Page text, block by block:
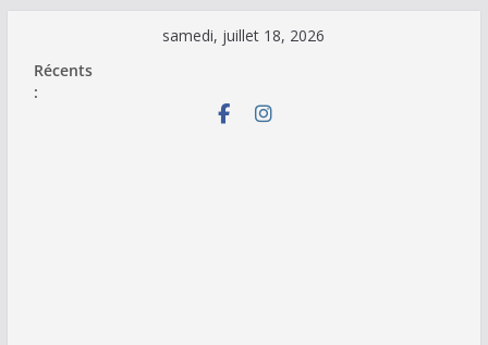
contenu
samedi, juillet 18, 2026
Récents
: